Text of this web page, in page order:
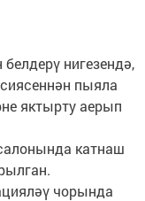
нигезендә,
пыяла
яктырту аерып
катнаш
чорында